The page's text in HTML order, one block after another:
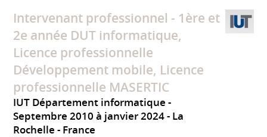
Intervenant professionnel - 1ère et
2e année DUT informatique,
Licence professionnelle
Développement mobile, Licence
professionnelle MASERTIC
IUT Département informatique
Septembre 2010 à janvier 2024 La
Rochelle
France